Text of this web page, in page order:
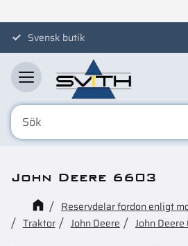
MenySvensk butik
John Deere 6603
Reservdelar fordon enligt
Traktor
John Deere John